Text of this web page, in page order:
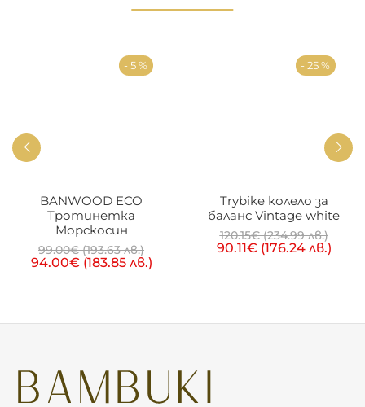
- 5 %
BANWOOD ECO
Тротинетка
Морскосин
99.00€(193.63 лв.)
94.00€ (183.85 лв.)
- 25 %
Trybike колело за
баланс Vintage white
120.15€(234.99 лв.)
90.11€ (176.24 лв.)